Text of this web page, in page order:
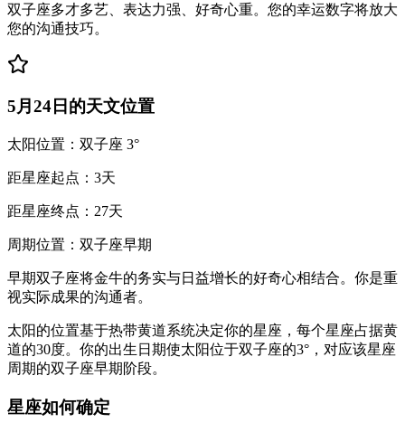
双子座多才多艺、表达力强、好奇心重。您的幸运数字将放大
您的沟通技巧。
5月24日的天文位置
太阳位置：双子座 3°
距星座起点：3天
距星座终点：27天
周期位置：双子座早期
早期双子座将金牛的务实与日益增长的好奇心相结合。你是重
视实际成果的沟通者。
太阳的位置基于热带黄道系统决定你的星座，每个星座占据黄
道的30度。你的出生日期使太阳位于双子座的3°，对应该星座
周期的双子座早期阶段。
星座如何确定